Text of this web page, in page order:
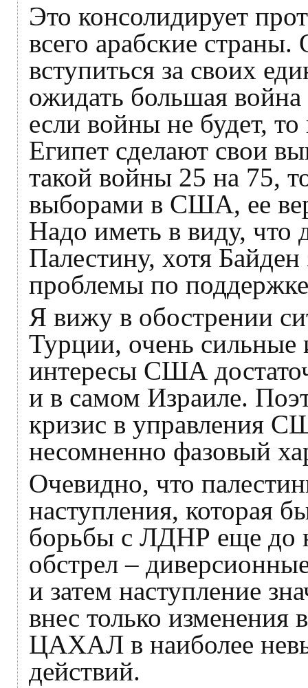
Это консолидирует
всего арабские
вступиться за своих
ожидать большая
если войны не будет,
Египет сделают свои
такой войны 25 на 75,
выборами в США, ее
Надо иметь в виду, что
Палестину, хотя
проблемы по
Я вижу в обострении
Турции, очень сильные
интересы США
и в самом Израиле.
кризис в управления
несомненно фазовый
Очевидно, что
наступления, которая
борьбы с ЛДНР еще до
обстрел –
и затем наступление
внес только изменения
ЦАХАЛ в наиболее
действий.